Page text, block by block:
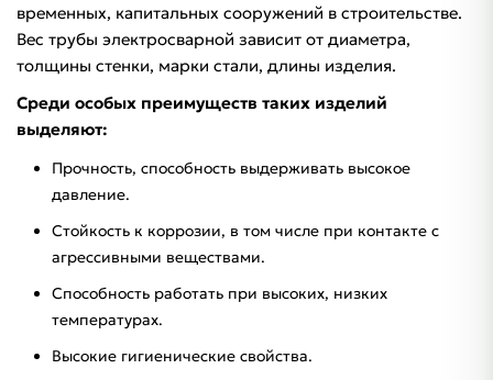
временных, капитальных сооружений в строительстве.
Вес трубы электросварной зависит от диаметра,
толщины стенки, марки стали, длины изделия.
Среди особых преимуществ таких изделий
выделяют:
Прочность, способность выдерживать высокое
давление.
Стойкость к коррозии, в том числе при контакте с
агрессивными веществами.
Способность работать при высоких, низких
температурах.
Высокие гигиенические свойства.